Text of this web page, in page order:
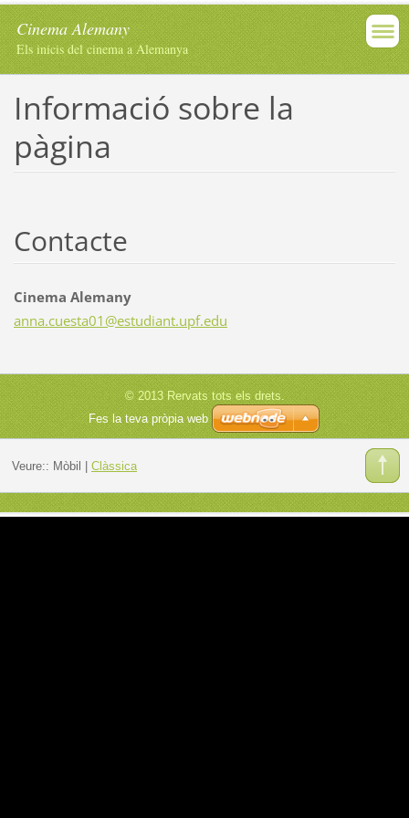
Cinema Alemany
Els inicis del cinema a Alemanya
Informació sobre la
pàgina
Contacte
Cinema Alemany
anna.cuesta01@estudiant.upf.edu
© 2013 Rervats tots els drets.
Fes la teva pròpia web
Veure:: Mòbil Clàssica